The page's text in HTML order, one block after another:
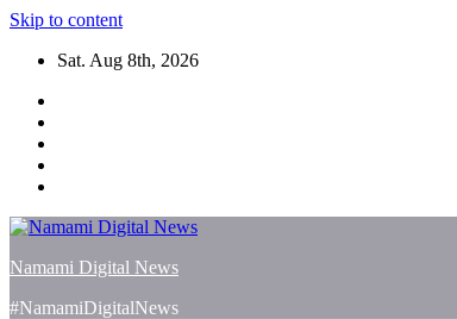
Skip to content
Sat. Aug 8th, 2026
Namami Digital News
#NamamiDigitalNews